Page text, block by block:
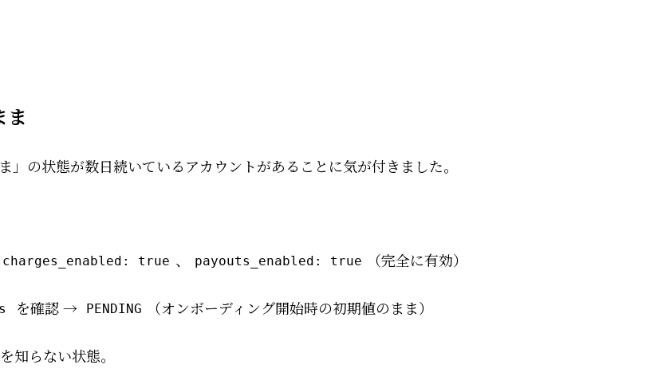
の状態が数日続いているアカウントがあることに気が付きました。
charges_enabled: true 、 payouts_enabled: true （完全に有効）
を確認 → PENDING （オンボーディング開始時の初期値のまま）
知らない状態。